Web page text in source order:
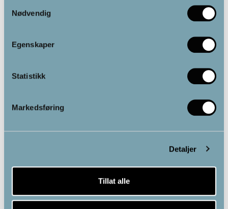
Nødvendig
Egenskaper
Statistikk
Markedsføring
Detaljer
Tillat alle